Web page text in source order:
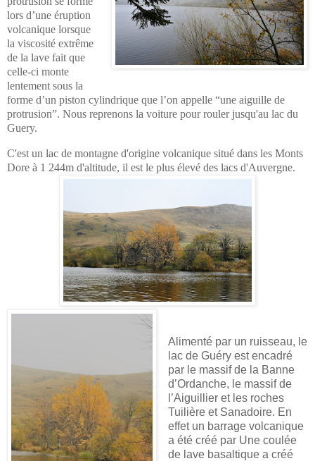
lors d’une éruption
volcanique lorsque
la viscosité extrême
de la lave fait que
celle-ci monte
lentement sous la
forme d’un piston cylindrique que l’on appelle “une aiguille de
protrusion”. Nous reprenons la voiture pour rouler jusqu'au lac du
Guery.
C'est un lac de montagne d'origine volcanique situé dans les Monts
Dore à 1 244m d'altitude, il est le plus élevé des lacs d'Auvergne.
Alimenté par un ruisseau, le
lac de Guéry est encadré
par le massif de la Banne
d’Ordanche, le massif de
l’Aiguillier et les roches
Tuilière et Sanadoire. En
effet un barrage volcanique
a été créé par Une coulée
de lave basaltique a créé